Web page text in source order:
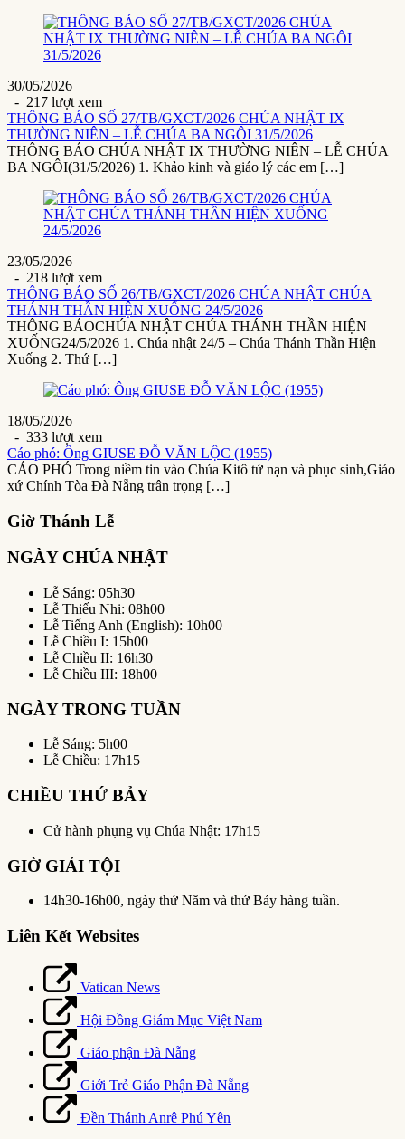
30/05/2026
- 217 lượt xem
THÔNG BÁO SỐ 27/TB/GXCT/2026 CHÚA NHẬT IX
THƯỜNG NIÊN – LỄ CHÚA BA NGÔI 31/5/2026
THÔNG BÁO CHÚA NHẬT IX THƯỜNG NIÊN – LỄ CHÚA
BA NGÔI(31/5/2026) 1. Khảo kinh và giáo lý các em […]
23/05/2026
- 218 lượt xem
THÔNG BÁO SỐ 26/TB/GXCT/2026 CHÚA NHẬT CHÚA
THÁNH THẦN HIỆN XUỐNG 24/5/2026
THÔNG BÁOCHÚA NHẬT CHÚA THÁNH THẦN HIỆN
XUỐNG24/5/2026 1. Chúa nhật 24/5 – Chúa Thánh Thần Hiện
Xuống 2. Thứ […]
18/05/2026
- 333 lượt xem
Cáo phó: Ông GIUSE ĐỖ VĂN LỘC (1955)
CÁO PHÓ Trong niềm tin vào Chúa Kitô tử nạn và phục sinh,Giáo
xứ Chính Tòa Đà Nẵng trân trọng […]
Giờ Thánh Lễ
NGÀY CHÚA NHẬT
Lễ Sáng: 05h30
Lễ Thiếu Nhi: 08h00
Lễ Tiếng Anh (English): 10h00
Lễ Chiều I: 15h00
Lễ Chiều II: 16h30
Lễ Chiều III: 18h00
NGÀY TRONG TUẦN
Lễ Sáng: 5h00
Lễ Chiều: 17h15
CHIỀU THỨ BẢY
Cử hành phụng vụ Chúa Nhật: 17h15
GIỜ GIẢI TỘI
14h30-16h00, ngày thứ Năm và thứ Bảy hàng tuần.
Liên Kết Websites
Vatican News
Hội Đồng Giám Mục Việt Nam
Giáo phận Đà Nẵng
Giới Trẻ Giáo Phận Đà Nẵng
Đền Thánh Anrê Phú Yên